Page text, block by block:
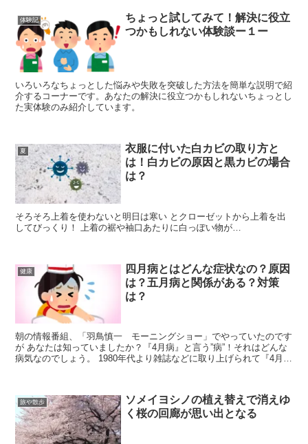
体験記
ちょっと試してみて！解決に役立
つかもしれない体験談ー１ー
いろいろなちょっとした悩みや失敗を突破した方法を簡単な説明で紹
介するコーナーです。あなたの解決に役立つかもしれないちょっとし
た実体験のみ紹介しています。
夏
衣服に付いた白カビの取り方と
は！白カビの原因と黒カビの場合
は？
そろそろ上着を使わないと明日は寒い とクローゼットから上着を出
してびっくり！ 上着の裾や袖口あたりに白っぽい物が…
健康
四月病とはどんな症状なの？原因
は？五月病と関係がある？対策
は？
朝の情報番組、「羽鳥慎一 モーニングショー」でやっていたのです
が あなたは知っていましたか？『4月病』と言う”病”！それはどんな
病気なのでしょう。 1980年代より雑誌などに取り上げられて『4月
旅や散歩
ソメイヨシノの植え替えで消えゆ
く桜の回廊が思い出となる